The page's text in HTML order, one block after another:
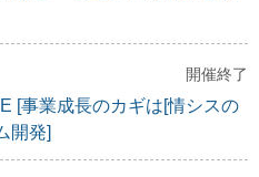
開催終了
[事業成長のカギは[情シスの
開発]